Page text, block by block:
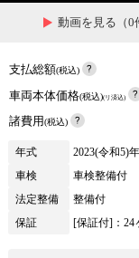
動画を見る（0
支払総額(税込)
車両本体価格(税込)(リ済込)
諸費用(税込)
年式 2023(令和5)年
車検
車検整備付
法定整備
整備付
保証
[保証付]：24